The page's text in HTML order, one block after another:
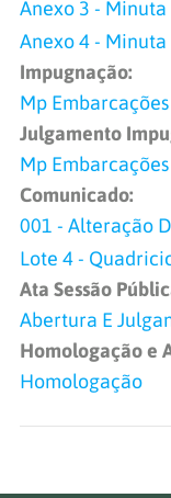
Anexo 3 -
Anexo 4 -
Impugnação:
Mp Embarcações
Julgamento
Mp
Comunicado:
001 - Alteração
Lote 4 -
Ata Sessão
Abertura E
Homologação e
Homologação